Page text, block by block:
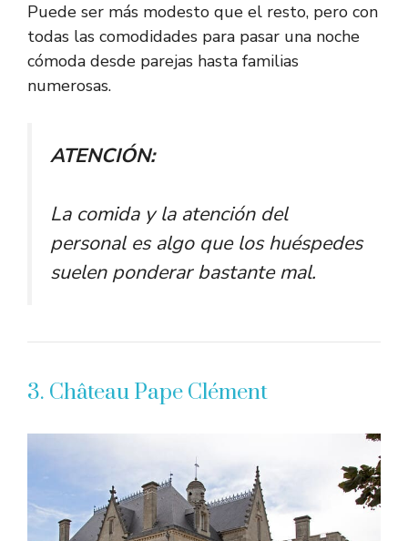
Puede ser más modesto que el resto, pero con
todas las comodidades para pasar una noche
cómoda desde parejas hasta familias
numerosas.
ATENCIÓN:
La comida y la atención del
personal es algo que los huéspedes
suelen ponderar bastante mal.
3. Château Pape Clément